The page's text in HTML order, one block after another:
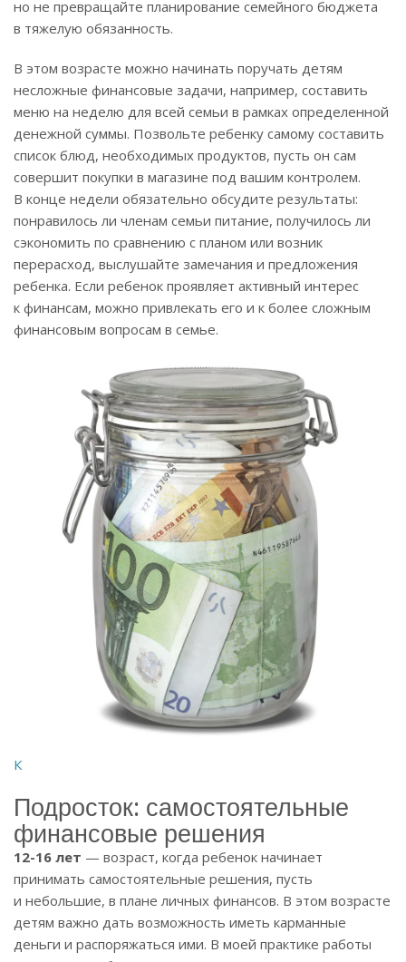
но не превращайте планирование семейного бюджета
в тяжелую обязанность.
В этом возрасте можно начинать поручать детям
несложные финансовые задачи, например, составить
меню на неделю для всей семьи в рамках определенной
денежной суммы. Позвольте ребенку самому составить
список блюд, необходимых продуктов, пусть он сам
совершит покупки в магазине под вашим контролем.
В конце недели обязательно обсудите результаты:
понравилось ли членам семьи питание, получилось ли
сэкономить по сравнению с планом или возник
перерасход, выслушайте замечания и предложения
ребенка. Если ребенок проявляет активный интерес
к финансам, можно привлекать его и к более сложным
финансовым вопросам в семье.
К
Подросток: самостоятельные
финансовые решения
12-16 лет — возраст, когда ребенок начинает
принимать самостоятельные решения, пусть
и небольшие, в плане личных финансов. В этом возрасте
детям важно дать возможность иметь карманные
деньги и распоряжаться ими. В моей практике работы